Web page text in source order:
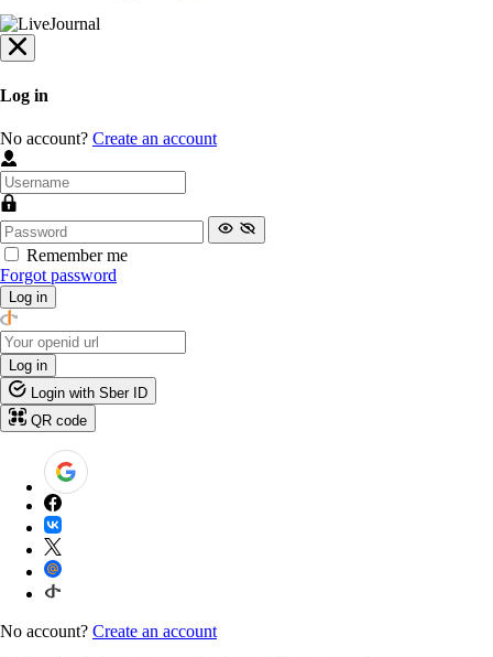
Log in
No account? Create an account
Remember me
Forgot password
Log in
Log in
Login with Sber ID
QR code
No account? Create an account